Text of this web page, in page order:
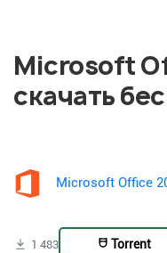
Microsoft
скачать
Microsoft Office
1 483 Torrent